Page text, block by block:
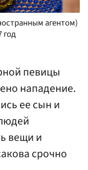
агентом)
год
певицы
нападение.
ее сын и
вещи и
срочно